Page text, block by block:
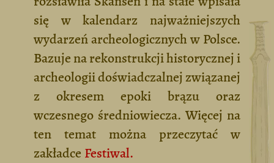
się w kalendarz najważniejszych
wydarzeń archeologicznych w Polsce.
Bazuje na rekonstrukcji historycznej i
archeologii doświadczalnej związanej
z okresem epoki brązu oraz
wczesnego średniowiecza. Więcej na
ten temat można przeczytać w
zakładce Festiwal.